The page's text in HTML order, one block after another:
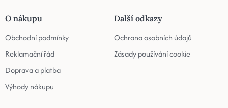
O nákupu
Obchodní podmínky
Reklamační řád
Doprava a platba
Výhody nákupu
Další odkazy
Ochrana osobních údajů
Zásady používání cookie